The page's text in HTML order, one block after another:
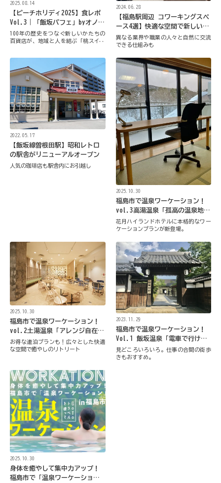
2025.08.14
【ピーチホリディ2025】食レポ
Vol.3｜「飯坂パフェ」byオノデ
ラ百貨店
100年の歴史をつなぐ新しいかたちの
百貨店が、地域と人を結ぶ「桃スイー
2024.06.28
【福島駅周辺 コワーキングスペ
ース4選】快適な空間で新しい働
き方をしてみませんか
異なる業界や職業の人々と自然に交流
できる仕組みも
2022.05.17
【飯坂線曽根田駅】昭和レトロ
の駅舎がリニューアルオープン
人気の珈琲店も駅舎内にお引越し
2025.10.30
福島市で温泉ワーケーション！
vol.3高湯温泉「孤高の温泉地に
『籠もる』贅沢」
花月ハイランドホテルに本格的なワー
ケーションプランが新登場。
2025.10.30
福島市で温泉ワーケーション！
vol.2土湯温泉「アレンジ自在の
ホステル滞在」
お得な連泊プランも！広々とした快適
な空間で癒やしのリトリート
2023.11.29
福島市で温泉ワーケーション！
Vol.1 飯坂温泉「電車で行ける
昭和レトロな温泉町」
見どころいろいろ。仕事の合間の街歩
きもおすすめ。
2025.10.30
身体を癒やして集中力アップ！
福島市で「温泉ワーケーショ